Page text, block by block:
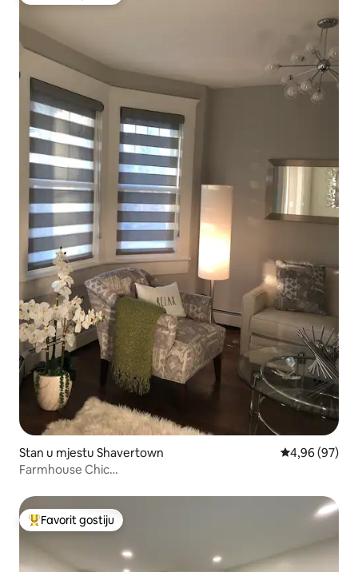
Stan u mjestu Shavertown Prosječna
4,96 (97)
Farmhouse Chic…
Glavni favorit gostiju
Favorit gostiju